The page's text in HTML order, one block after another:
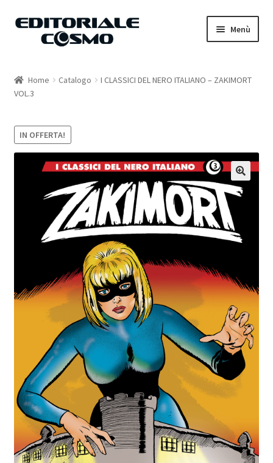
Vai
Vai
Menù
Catalogo
Carrello
Il mio account
Home Catalogo
I CLASSICI DEL NERO ITALIANO – ZAKIMORT
VOL.3
IN OFFERTA!